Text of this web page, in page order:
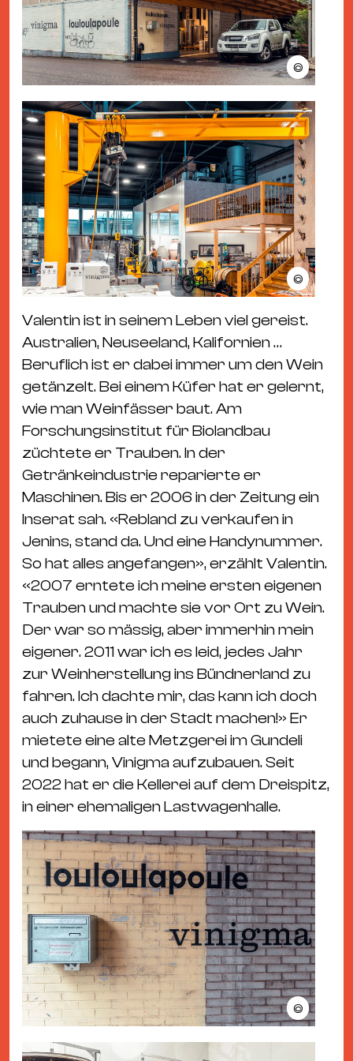
©
©
Valentin ist in seinem Leben viel gereist.
Australien, Neuseeland, Kalifornien …
Beruflich ist er dabei immer um den Wein
getänzelt. Bei einem Küfer hat er gelernt,
wie man Weinfässer baut. Am
Forschungsinstitut für Biolandbau
züchtete er Trauben. In der
Getränkeindustrie reparierte er
Maschinen. Bis er 2006 in der Zeitung ein
Inserat sah. «Rebland zu verkaufen in
Jenins, stand da. Und eine Handynummer.
So hat alles angefangen», erzählt Valentin.
«2007 erntete ich meine ersten eigenen
Trauben und machte sie vor Ort zu Wein.
Der war so mässig, aber immerhin mein
eigener. 2011 war ich es leid, jedes Jahr
zur Weinherstellung ins Bündnerland zu
fahren. Ich dachte mir, das kann ich doch
auch zuhause in der Stadt machen!» Er
mietete eine alte Metzgerei im Gundeli
und begann, Vinigma aufzubauen. Seit
2022 hat er die Kellerei auf dem Dreispitz,
in einer ehemaligen Lastwagenhalle.
©